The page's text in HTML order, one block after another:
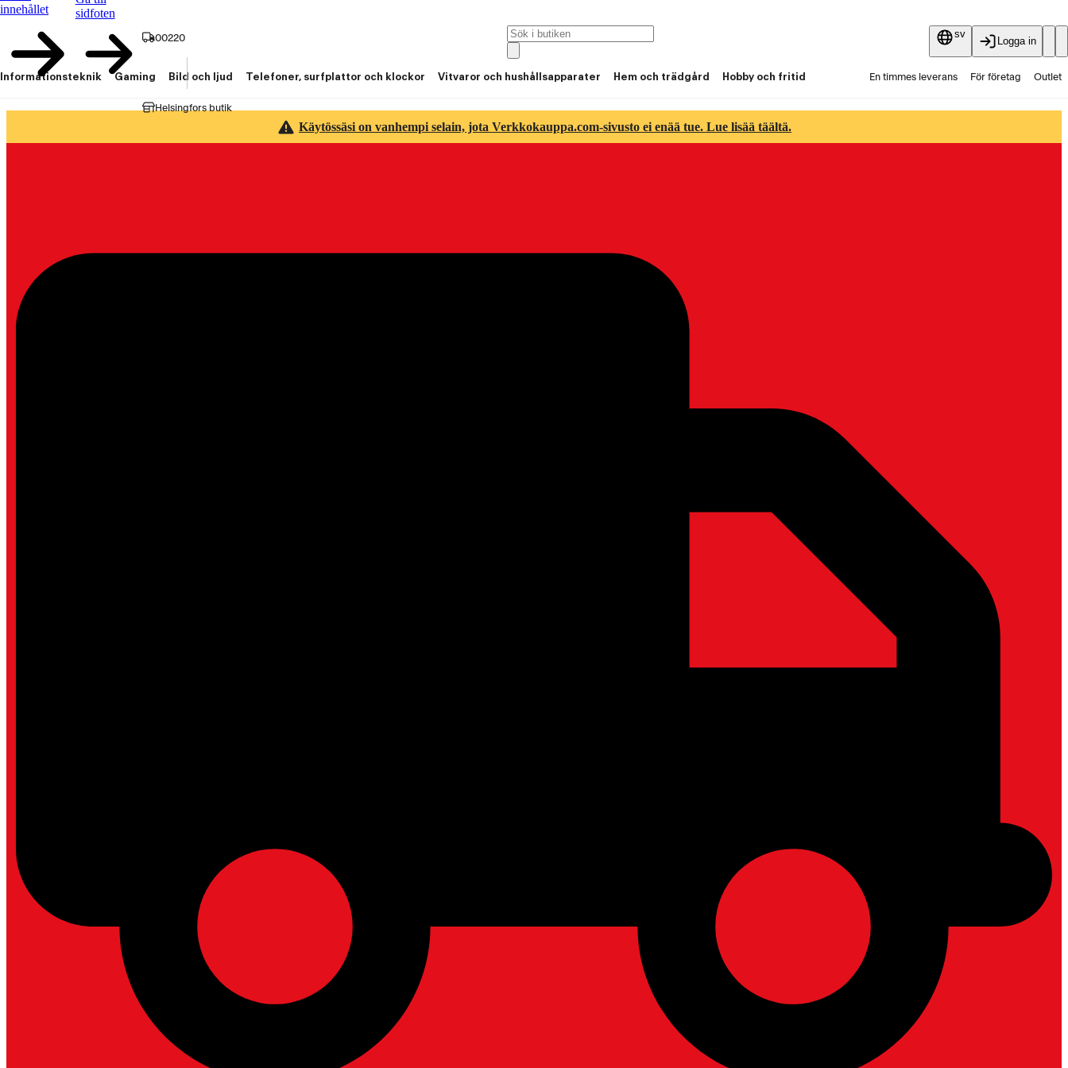
innehållet
sidfoten
00220
Helsingfors butik
sv
Logga in
Informationsteknik Gaming Bild och ljud Telefoner, surfplattor och klockor Vitvaror och hushållsapparater Hem och trädgård Hobby och fritid En timmes leverans För företag Outlet
Käytössäsi on vanhempi selain, jota Verkkokauppa.com-sivusto ei enää tue. Lue lisää täältä.